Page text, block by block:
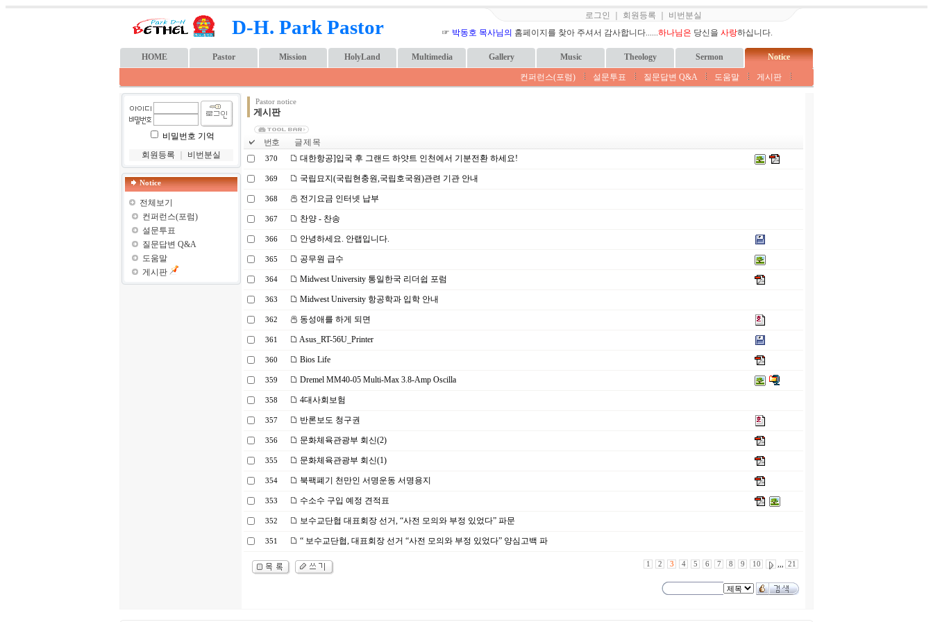
D-H. Park Pastor
로그인 회원등록
비번분실
☞ 박동호 목사님의 홈페이지를 찾아 주셔서 감사합니다......하나님은 당신을 사랑하십니다.
HOME Pastor Mission HolyLand Multimedia Gallery Music Theology Sermon Notice
컨퍼런스(포럼) 설문투표 질문답변 Q&A 도움말 게시판
비밀번호 기억
회원등록
비번분실
Notice
전체보기
컨퍼런스(포럼)
설문투표
질문답변 Q&A
도움말
게시판
Pastor notice
게시판
번호 글 제 목
370 대한항공]입국 후 그랜드 하얏트 인천에서 기분전환 하세요!
369 국립묘지(국립현충원,국립호국원)관련 기관 안내
368 전기요금 인터넷 납부
367 찬양 - 찬송
366 안녕하세요. 안랩입니다.
365 공무원 급수
364 Midwest University 통일한국 리더쉽 포럼
363 Midwest University 항공학과 입학 안내
362 동성애를 하게 되면
361 Asus_RT-56U_Printer
360 Bios Life
359 Dremel MM40-05 Multi-Max 3.8-Amp Oscilla
358 4대사회보험
357 반론보도 청구권
356 문화체육관광부 회신(2)
355 문화체육관광부 회신(1)
354 북팩폐기 천만인 서명운동 서명용지
353 수소수 구입 예정 견적표
352 보수교단협 대표회장 선거, “사전 모의와 부정 있었다” 파문
351 “ 보수교단협, 대표회장 선거 “사전 모의와 부정 있었다” 양심고백 파
1 2 3 4 5 6 7 8 9 10 ,,, 21